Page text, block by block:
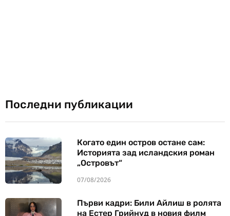
Последни публикации
Когато един остров остане сам:
Историята зад исландския роман
„Островът“
07/08/2026
Първи кадри: Били Айлиш в ролята
на Естер Грийнуд в новия филм